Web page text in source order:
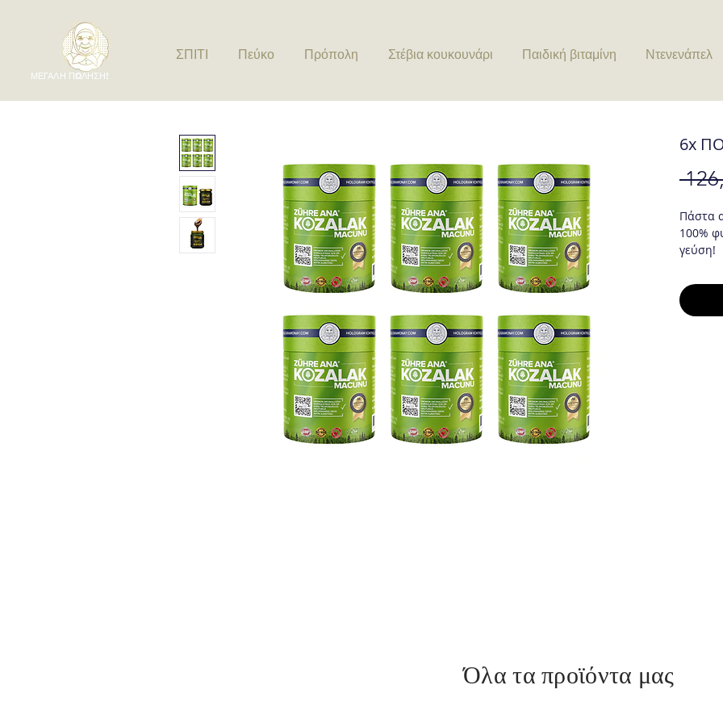
ΜΕΓΑΛΗ ΠΩΛΗΣΗ!
ΣΠΙΤΙ Πεύκο Πρόπολη Στέβια κουκουνάρι Παιδική βιταμίνη Ντενενάπελ
6x
Πάστα
100%
γεύση!
Η
ειδικά
και
Όλα τα προϊόντα μας